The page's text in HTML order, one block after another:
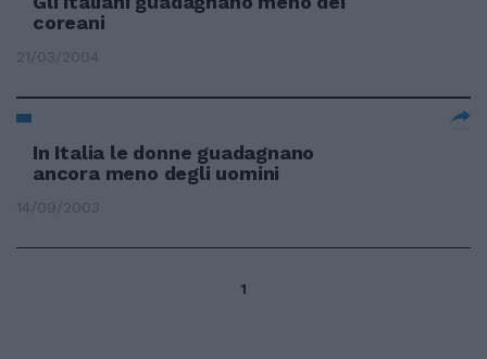
coreani
21/03/2004
In Italia le donne guadagnano
ancora meno degli uomini
14/09/2003
1